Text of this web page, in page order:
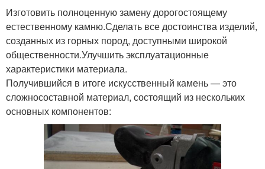
Изготовить полноценную замену дорогостоящему
естественному камню.Сделать все достоинства изделий,
созданных из горных пород, доступными широкой
общественности.Улучшить эксплуатационные
характеристики материала.
Получившийся в итоге искусственный камень — это
сложносоставной материал, состоящий из нескольких
основных компонентов: